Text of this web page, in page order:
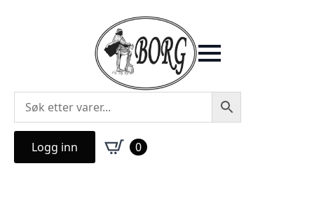
Logg inn 0